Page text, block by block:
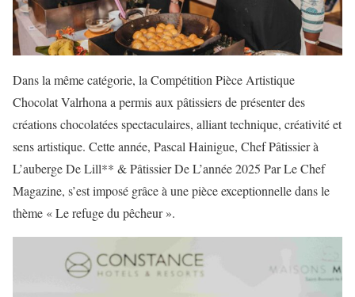
Dans la même catégorie, la Compétition Pièce Artistique
Chocolat Valrhona a permis aux pâtissiers de présenter des
créations chocolatées spectaculaires, alliant technique, créativité et
sens artistique. Cette année, Pascal Hainigue, Chef Pâtissier à
L’auberge De Lill** & Pâtissier De L’année 2025 Par Le Chef
Magazine, s’est imposé grâce à une pièce exceptionnelle dans le
thème « Le refuge du pêcheur ».